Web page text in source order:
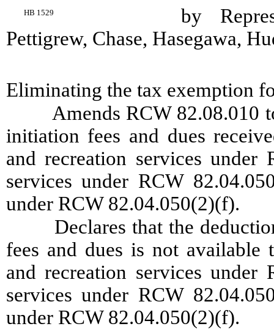
HB 1529
by
Pettigrew, Chase, Hasegawa,
Eliminating the tax exemption
Amends RCW 82.08.010
initiation fees and dues
and recreation services under
services under RCW
under RCW 82.04.050(2)(f).
Declares that the
fees and dues is not available
and recreation services under
services under RCW
under RCW 82.04.050(2)(f).